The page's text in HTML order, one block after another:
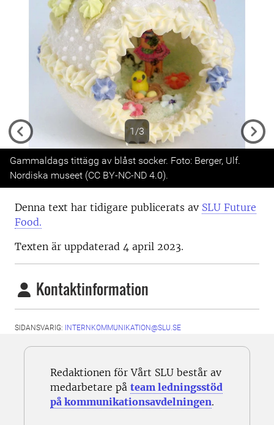
1/3
Previous
Gammaldags tittägg av blåst socker. Foto: Berger, Ulf.
Nordiska museet (CC BY-NC-ND 4.0).
Denna text har tidigare publicerats av SLU Future
Food.
Texten är uppdaterad 4 april 2023.
Kontaktinformation
SIDANSVARIG: INTERNKOMMUNIKATION@SLU.SE
Redaktionen för Vårt SLU består av
medarbetare på team ledningsstöd
på kommunikationsavdelningen.